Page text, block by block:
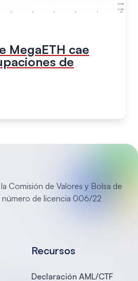
MegaETH cae
de
Comisión de Valores y Bolsa de
número de licencia 006/22
Recursos
Declaración AML/CTF